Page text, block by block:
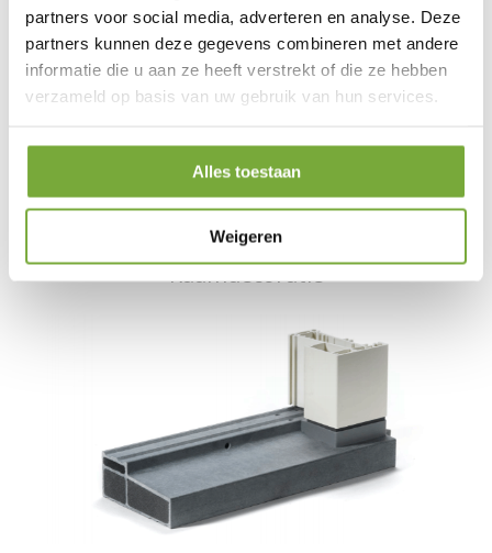
partners voor social media, adverteren en analyse. Deze
partners kunnen deze gegevens combineren met andere
informatie die u aan ze heeft verstrekt of die ze hebben
verzameld op basis van uw gebruik van hun services.
Alles toestaan
Weigeren
Raamdecoratie